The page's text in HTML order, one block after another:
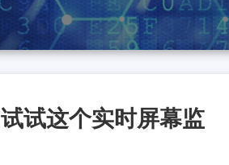
试这个实时屏幕监